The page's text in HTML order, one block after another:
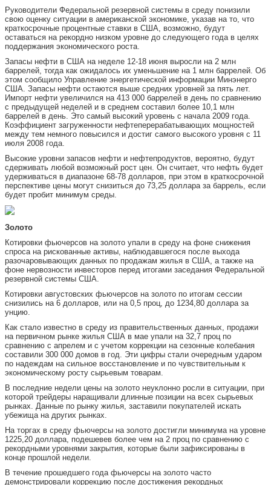
Руководители Федеральной резервной системы в среду понизили
свою оценку ситуации в американской экономике, указав на то, что
краткосрочные процентные ставки в США, возможно, будут
оставаться на рекордно низком уровне до следующего года в целях
поддержания экономического роста.
Запасы нефти в США на неделе 12-18 июня выросли на 2 млн
баррелей, тогда как ожидалось их уменьшение на 1 млн баррелей. Об
этом сообщило Управление энергетической информации Минэнерго
США. Запасы нефти остаются выше средних уровней за пять лет.
Импорт нефти увеличился на 413 000 баррелей в день по сравнению
с предыдущей неделей и в среднем составил более 10,1 млн
баррелей в день. Это самый высокий уровень с начала 2009 года.
Коэффициент загруженности нефтеперерабатывающих мощностей
между тем немного повысился и достиг самого высокого уровня с 11
июля 2008 года.
Высокие уровни запасов нефти и нефтепродуктов, вероятно, будут
сдерживать любой возможный рост цен. Он считает, что нефть будет
удерживаться в диапазоне 68-78 долларов, при этом в краткосрочной
перспективе цены могут снизиться до 73,25 доллара за баррель, если
будет пробит минимум среды.
Золото
Котировки фьючерсов на золото упали в среду на фоне снижения
спроса на рискованные активы, наблюдавшегося после выхода
разочаровывающих данных по продажам жилья в США, а также на
фоне нервозности инвесторов перед итогами заседания Федеральной
резервной системы США.
Котировки августовских фьючерсов на золото по итогам сессии
снизились на 6 долларов, или на 0,5 проц, до 1234,80 доллара за
унцию.
Как стало известно в среду из правительственных данных, продажи
на первичном рынке жилья США в мае упали на 32,7 проц по
сравнению с апрелем и с учетом коррекции на сезонные колебания
составили 300 000 домов в год. Эти цифры стали очередным ударом
по надеждам на сильное восстановление и по чувствительным к
экономическому росту сырьевым товарам.
В последние недели цены на золото неуклонно росли в ситуации, при
которой трейдеры наращивали длинные позиции на всех сырьевых
рынках. Данные по рынку жилья, заставили покупателей искать
убежища на других рынках.
На торгах в среду фьючерсы на золото достигли минимума на уровне
1225,20 доллара, подешевев более чем на 2 проц по сравнению с
рекордными уровнями закрытия, которые были зафиксированы в
конце прошлой недели.
В течение прошедшего года фьючерсы на золото часто
демонстрировали коррекцию после достижения рекордных